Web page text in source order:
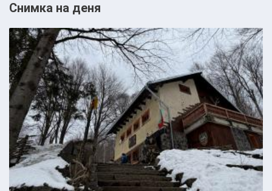
Снимка на деня